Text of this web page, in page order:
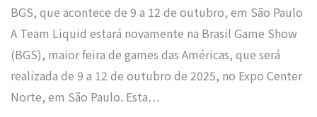
BGS, que acontece de 9 a 12 de outubro, em São Paulo
A Team Liquid estará novamente na Brasil Game Show
(BGS), maior feira de games das Américas, que será
realizada de 9 a 12 de outubro de 2025, no Expo Center
Norte, em São Paulo. Esta…